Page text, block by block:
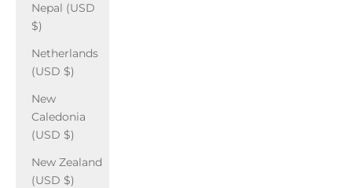
Nepal (USD
$)
Netherlands
(USD $)
New
Caledonia
(USD $)
New Zealand
(USD $)